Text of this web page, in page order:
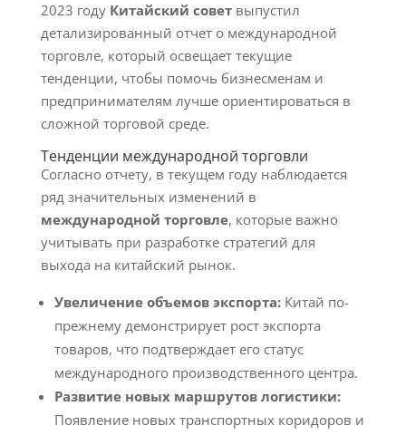
2023 году Китайский советвыпустил
детализированный отчет о международной
торговле, который освещает текущие
тенденции, чтобы помочь бизнесменам и
предпринимателям лучше ориентироваться в
сложной торговой среде.
Тенденции международной торговли
Согласно отчету, в текущем году наблюдается
ряд значительных изменений в
международной торговле, которые важно
учитывать при разработке стратегий для
выхода на китайский рынок.
Увеличение объемов экспорта:Китай по-
прежнему демонстрирует рост экспорта
товаров, что подтверждает его статус
международного производственного центра.
Развитие новых маршрутов логистики:
Появление новых транспортных коридоров и